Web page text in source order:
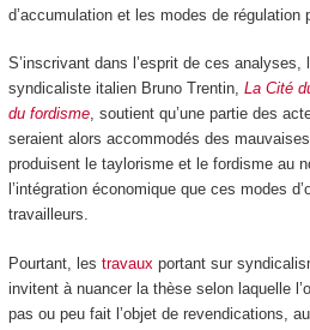
d’accumulation et les modes de régulation
S’inscrivant dans l’esprit de ces
syndicaliste italien Bruno Trentin, La Cité
du fordisme, soutient qu’une partie des
seraient alors accommodés des
produisent le taylorisme et le fordisme au
l’intégration économique que ces modes
travailleurs.
Pourtant, les travaux portant sur
invitent à nuancer la thèse selon laquelle
pas ou peu fait l’objet de revendications,